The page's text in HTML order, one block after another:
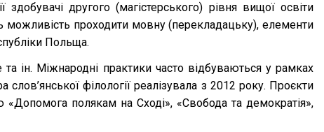
здобувачі другого (магістерського) рівня вищої освіти
можливість проходити мовну (перекладацьку), елементи
Польща.
ін. Міжнародні практики часто відбуваються у рамках
слов’янської філології реалізувала з 2012 року. Проєкти
полякам на Сході», «Свобода та демократія»,